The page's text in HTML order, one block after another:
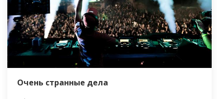
Очень странные дела